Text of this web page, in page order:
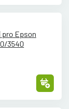
pro Epson
3540